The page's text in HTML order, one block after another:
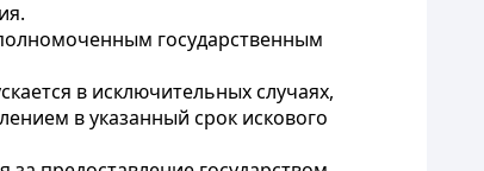
государственным
в исключительных случаях,
в указанный срок искового